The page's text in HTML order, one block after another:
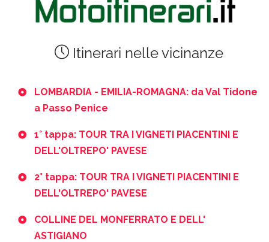
Itinerari nelle vicinanze
LOMBARDIA - EMILIA-ROMAGNA: da Val Tidone
a Passo Penice
1° tappa: TOUR TRA I VIGNETI PIACENTINI E
DELL'OLTREPO' PAVESE
2° tappa: TOUR TRA I VIGNETI PIACENTINI E
DELL'OLTREPO' PAVESE
COLLINE DEL MONFERRATO E DELL'
ASTIGIANO